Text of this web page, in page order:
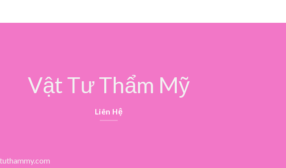
Vật Tư Thẩm Mỹ
Liên Hệ